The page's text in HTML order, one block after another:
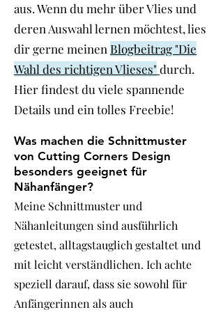
aus. Wenn du mehr über Vlies und
deren Auswahl lernen möchtest, lies
dir gerne meinen Blogbeitrag "Die
Wahl des richtigen Vlieses" durch.
Hier findest du viele spannende
Details und ein tolles Freebie!
Was machen die Schnittmuster
von Cutting Corners Design
besonders geeignet für
Nähanfänger?
Meine Schnittmuster und
Nähanleitungen sind ausführlich
getestet, alltagstauglich gestaltet und
mit leicht verständlichen. Ich achte
speziell darauf, dass sie sowohl für
Anfängerinnen als auch